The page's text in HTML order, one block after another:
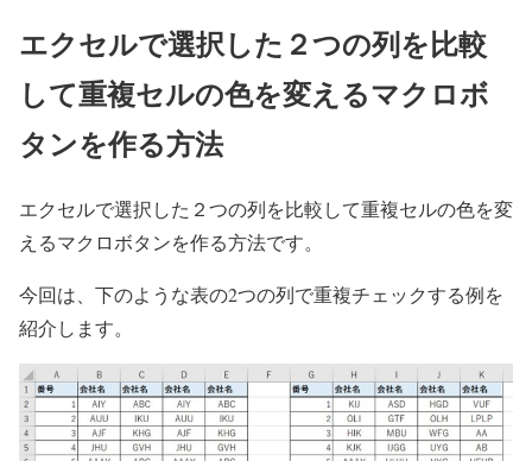
エクセルで選択した２つの列を比較
して重複セルの色を変えるマクロボ
タンを作る方法
エクセルで選択した２つの列を比較して重複セルの色を変
えるマクロボタンを作る方法です。
今回は、下のような表の2つの列で重複チェックする例を
紹介します。